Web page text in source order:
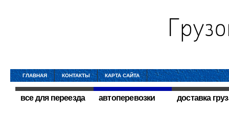
ГЛАВНАЯ КОНТАКТЫ КАРТА САЙТА
все для переезда автоперевозки доставка